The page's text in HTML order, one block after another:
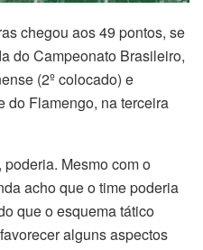
chegou aos 49 pontos, se
do Campeonato Brasileiro,
(2º colocado) e
do Flamengo, na terceira
Mesmo com o
acho que o time poderia
que o esquema tático
alguns aspectos